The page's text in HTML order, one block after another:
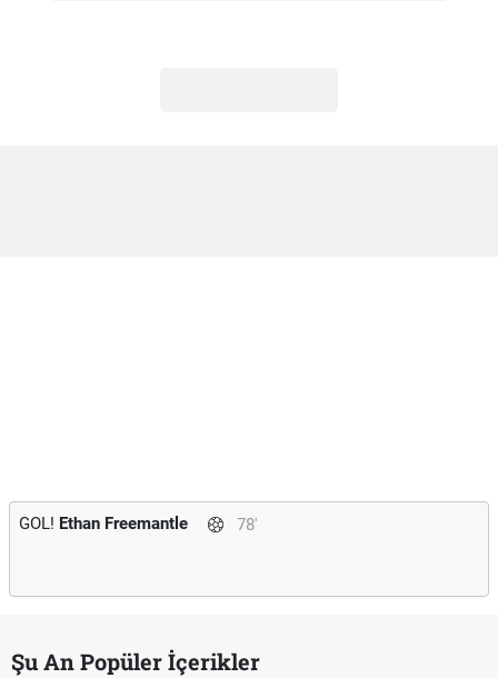
78'
GOL! Ethan Freemantle
Şu An Popüler İçerikler